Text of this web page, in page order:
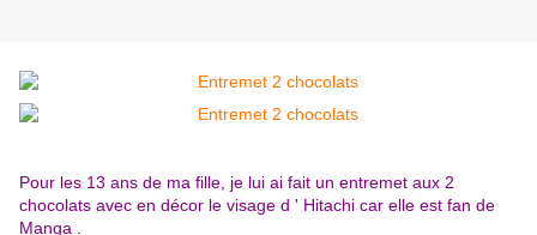
Pour les 13 ans de ma fille, je lui ai fait un entremet aux 2
chocolats avec en décor le visage d ' Hitachi car elle est fan de
Manga .